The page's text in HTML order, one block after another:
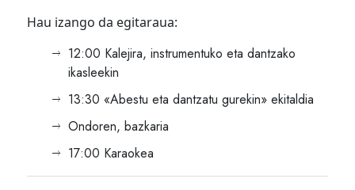
Hau izango da egitaraua:
12:00 Kalejira, instrumentuko eta dantzako
ikasleekin
13:30 «Abestu eta dantzatu gurekin» ekitaldia
Ondoren, bazkaria
17:00 Karaokea